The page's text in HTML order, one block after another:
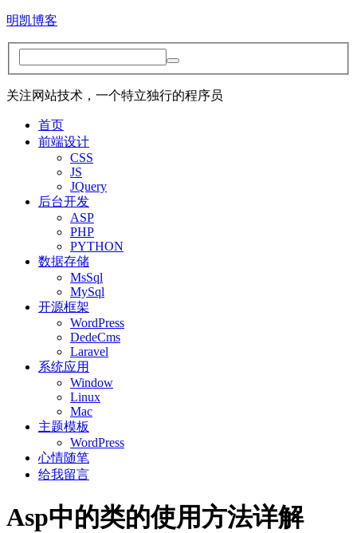
明凯博客
关注网站技术，一个特立独行的程序员
首页
前端设计
CSS
JS
JQuery
后台开发
ASP
PHP
PYTHON
数据存储
MsSql
MySql
开源框架
WordPress
DedeCms
Laravel
系统应用
Window
Linux
Mac
主题模板
WordPress
心情随笔
给我留言
Asp中的类的使用方法详解